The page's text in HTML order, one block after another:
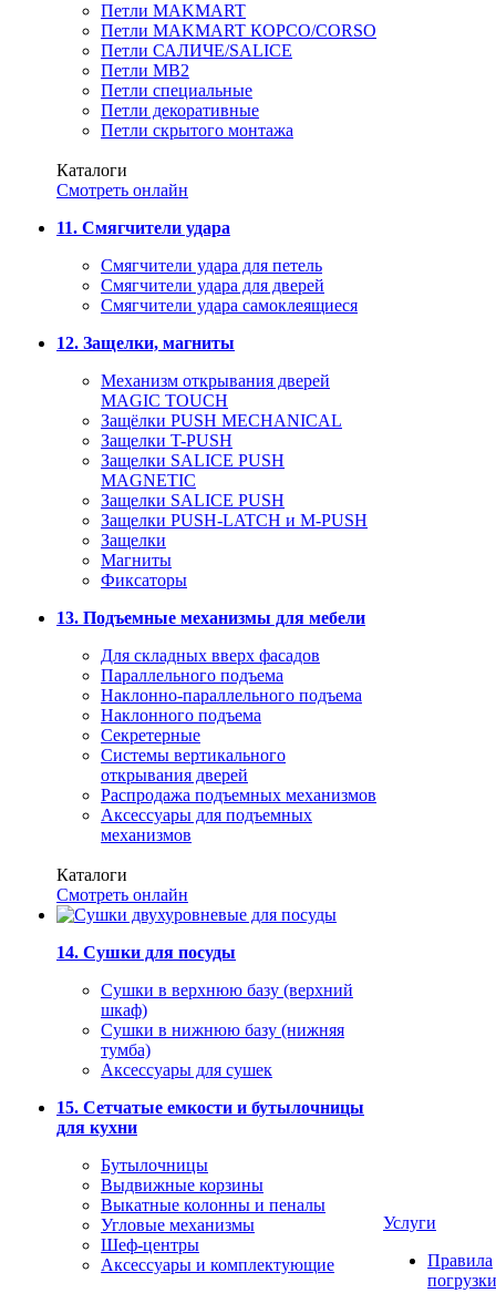
Петли MAKMART
Петли MAKMART КОРСО/CORSO
Петли САЛИЧЕ/SALICE
Петли MB2
Петли специальные
Петли декоративные
Петли скрытого монтажа
Каталоги
Смотреть онлайн
11. Смягчители удара
Смягчители удара для петель
Смягчители удара для дверей
Cмягчители удара самоклеящиеся
12. Защелки, магниты
Механизм открывания дверей
MAGIC TOUCH
Защёлки PUSH MECHANICAL
Защелки T-PUSH
Защелки SALICE PUSH
MAGNETIC
Защелки SALICE PUSH
Защелки PUSH-LATCH и M-PUSH
Защелки
Магниты
Фиксаторы
13. Подъемные механизмы для мебели
Для складных вверх фасадов
Параллельного подъема
Наклонно-параллельного подъема
Наклонного подъема
Секретерные
Системы вертикального
открывания дверей
Распродажа подъемных механизмов
Аксессуары для подъемных
механизмов
Каталоги
Смотреть онлайн
14. Сушки для посуды
Сушки в верхнюю базу (верхний
шкаф)
Сушки в нижнюю базу (нижняя
тумба)
Аксессуары для сушек
15. Сетчатые емкости и бутылочницы
для кухни
Бутылочницы
Выдвижные корзины
Выкатные колонны и пеналы
Угловые механизмы
Шеф-центры
Аксессуары и комплектующие
Услуги
Правила
погрузки